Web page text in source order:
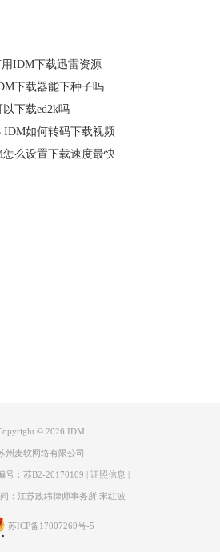
方式的集大成者。
“.torrent”结尾的种子文件。
载的“.torrent”文件后，点击“打开链接”按
3：添加BT任务
文件，设置好离线下载位置后，点击“添加
IDM下载迅雷资源
下载器能下种子吗
下载ed2k吗
如何转码下载视频
么设置下载速度最快
© 2026 IDM
州麦软网络有限公司
号：苏B2-20170109 证照信息
：江苏政纬律师事务所 宋红波
苏ICP备17007269号-5